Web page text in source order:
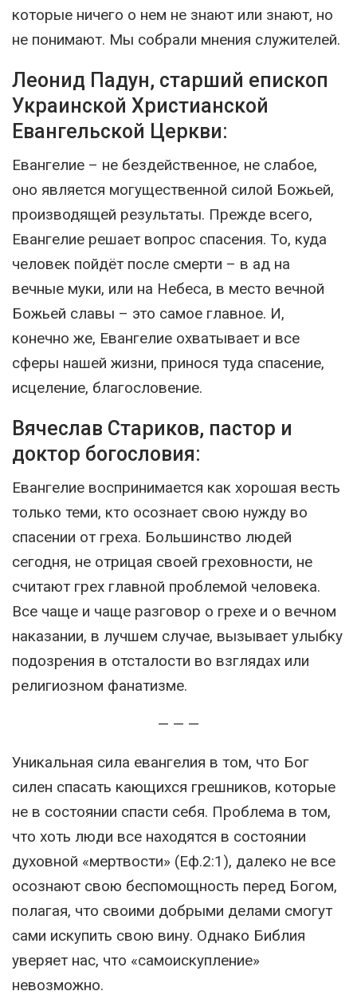
которые ничего о нем не знают или знают, но
не понимают. Мы собрали мнения служителей.
Леонид Падун, старший епископ
Украинской Христианской
Евангельской Церкви:
Евангелие – не бездейственное, не слабое,
оно является могущественной силой Божьей,
производящей результаты. Прежде всего,
Евангелие решает вопрос спасения. То, куда
человек пойдёт после смерти – в ад на
вечные муки, или на Небеса, в место вечной
Божьей славы – это самое главное. И,
конечно же, Евангелие охватывает и все
сферы нашей жизни, принося туда спасение,
исцеление, благословение.
Вячеслав Стариков, пастор и
доктор богословия:
Евангелие воспринимается как хорошая весть
только теми, кто осознает свою нужду во
спасении от греха. Большинство людей
сегодня, не отрицая своей греховности, не
считают грех главной проблемой человека.
Все чаще и чаще разговор о грехе и о вечном
наказании, в лучшем случае, вызывает улыбку
подозрения в отсталости во взглядах или
религиозном фанатизме.
— — —
Уникальная сила евангелия в том, что Бог
силен спасать кающихся грешников, которые
не в состоянии спасти себя. Проблема в том,
что хоть люди все находятся в состоянии
духовной «мертвости» (Еф.2:1), далеко не все
осознают свою беспомощность перед Богом,
полагая, что своими добрыми делами смогут
сами искупить свою вину. Однако Библия
уверяет нас, что «самоискупление»
невозможно.